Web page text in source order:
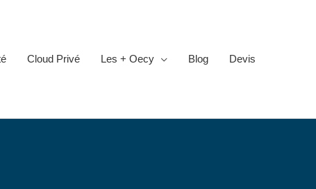
Cloud Privé Les + Oecy Blog Devis